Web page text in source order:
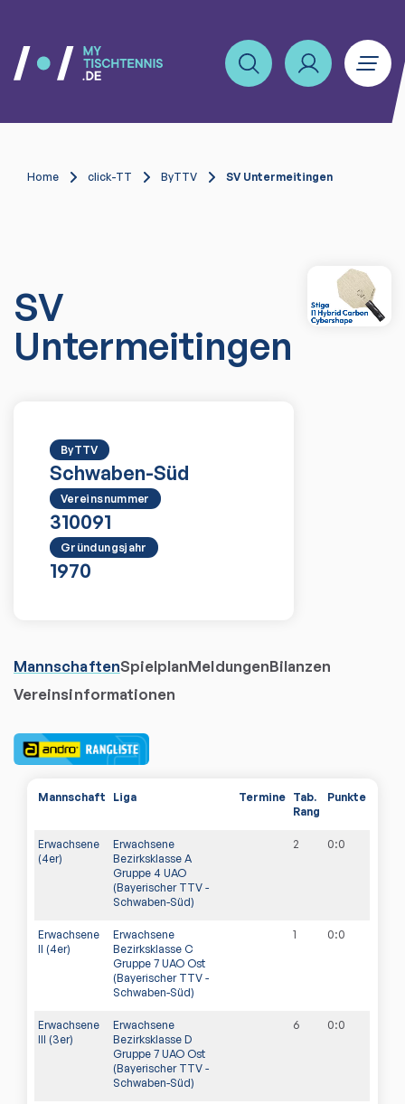
Home click-TT ByTTV SV Untermeitingen
SV
Untermeitingen
ByTTV
Schwaben-Süd
Vereinsnummer
310091
Gründungsjahr
1970
MannschaftenSpielplanMeldungenBilanzen
Vereinsinformationen
Mannschaft Liga Termine Tab.
Rang
Punkte
Erwachsene
(4er)
Erwachsene
Bezirksklasse A
Gruppe 4 UAO
(Bayerischer TTV -
Schwaben-Süd)
2 0:0
Erwachsene
II (4er)
Erwachsene
Bezirksklasse C
Gruppe 7 UAO Ost
(Bayerischer TTV -
Schwaben-Süd)
1 0:0
Erwachsene
III (3er)
Erwachsene
Bezirksklasse D
Gruppe 7 UAO Ost
(Bayerischer TTV -
Schwaben-Süd)
6 0:0